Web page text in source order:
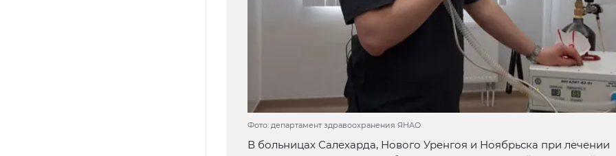
Фото: департамент здравоохранения ЯНАО
В больницах Салехарда, Нового Уренгоя и Ноябрьска при лечении